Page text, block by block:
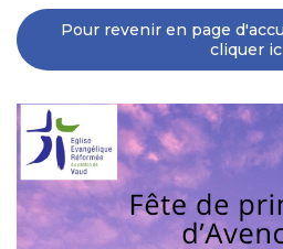
Pour revenir en page
cliquer